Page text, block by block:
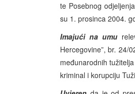
te Posebnog
su 1. prosinca 2004.
Imajući na umu
Hercegovine”, br. 24/
međunarodnih
kriminal i korupciju